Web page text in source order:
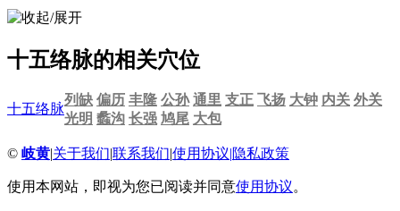
养周身、贯通营卫的作用。根据络脉的分布特点，可以使十二经
脉气血由线状流行逐渐扩展为网状弥散。十二经的络穴部位，即
了腹、背和身侧的经气，输布气血以濡养全身。孙络、浮络纵横
交错，网络周身，行于外者为“阳络”，行于内者为“阴络”，内而
身。《灵枢·本脏》记载：“经脉者，所以行血气而营阴阳，濡筋
散全身的浮络、孙络而温养、濡润全身，维持人体正常生理功能
十五络脉的相关穴位
十五络脉
列缺 偏历 丰隆 公孙 通里 支正 飞扬 大钟 内关 外关
光明 蠡沟 长强 鸠尾 大包
© 岐黄|关于我们|联系我们|使用协议|隐私政策
使用本网站，即视为您已阅读并同意使用协议。